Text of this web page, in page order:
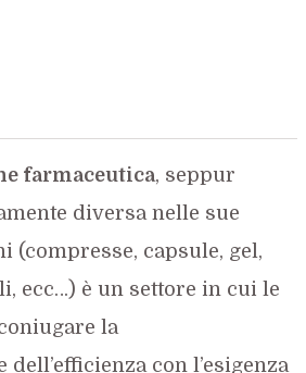
farmaceutica, seppur
diversa nelle sue
(compresse, capsule, gel,
ecc…) è un settore in cui le
la
con l’esigenza